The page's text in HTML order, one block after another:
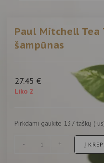
Paul Mitchell Tea
šampūnas
27.45 €
Liko 2
Pirkdami gaukite 137 taškų (-
- + Į